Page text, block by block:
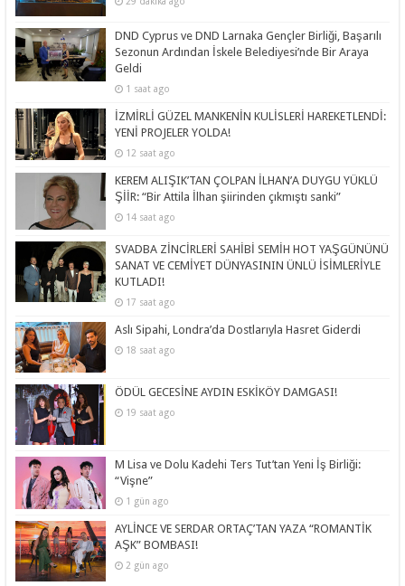
DND Cyprus ve DND Larnaka Gençler Birliği, Başarılı
Sezonun Ardından İskele Belediyesi’nde Bir Araya
Geldi
1 saat ago
İZMİRLİ GÜZEL MANKENİN KULİSLERİ HAREKETLENDİ:
YENİ PROJELER YOLDA!
12 saat ago
KEREM ALIŞIK’TAN ÇOLPAN İLHAN’A DUYGU YÜKLÜ
ŞİİR: “Bir Attila İlhan şiirinden çıkmıştı sanki”
14 saat ago
SVADBA ZİNCİRLERİ SAHİBİ SEMİH HOT YAŞGÜNÜNÜ
SANAT VE CEMİYET DÜNYASININ ÜNLÜ İSİMLERİYLE
KUTLADI!
17 saat ago
Aslı Sipahi, Londra’da Dostlarıyla Hasret Giderdi
18 saat ago
ÖDÜL GECESİNE AYDIN ESKİKÖY DAMGASI!
19 saat ago
M Lisa ve Dolu Kadehi Ters Tut’tan Yeni İş Birliği:
“Vişne”
1 gün ago
AYLİNCE VE SERDAR ORTAÇ’TAN YAZA “ROMANTİK
AŞK” BOMBASI!
2 gün ago